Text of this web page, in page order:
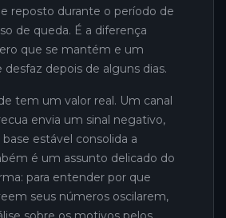
reposto durante o período de
de queda. É a diferença
que se mantém e um
depois de alguns dias.
tem um valor real. Um canal
envia um sinal negativo,
estável consolida a
é um assunto delicado do
para entender por que
seus números oscilarem,